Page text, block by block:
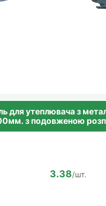
для утеплювача з
з подовженою
Standart
3.38/шт.